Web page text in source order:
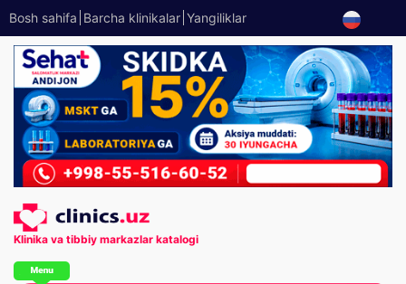
Bosh sahifa Barcha klinikalar Yangiliklar
Klinika va tibbiy markazlar katalogi